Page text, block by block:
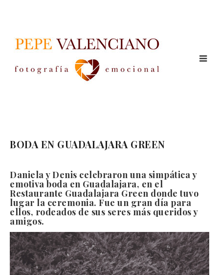
BODA EN GUADALAJARA GREEN
Daniela y Denis celebraron una simpática y
emotiva boda en Guadalajara, en el
Restaurante Guadalajara Green donde tuvo
lugar la ceremonia. Fue un gran día para
ellos, rodeados de sus seres más queridos y
amigos.